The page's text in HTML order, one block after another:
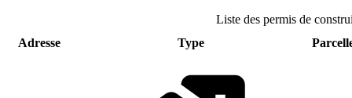
Liste des permis de
Adresse
Type